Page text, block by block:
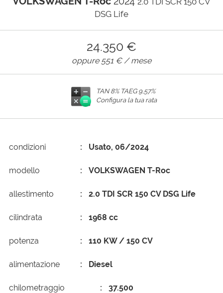
DSG Life
24.350 €
oppure 551 €/ mese
TAN 8% TAEG 9,57%
Configura la tua rata
condizioni Usato, 06/2024
modello VOLKSWAGEN T-Roc
allestimento 2.0 TDI SCR 150 CV DSG Life
cilindrata 1968 cc
potenza 110 KW / 150 CV
alimentazione Diesel
chilometraggio 37.500